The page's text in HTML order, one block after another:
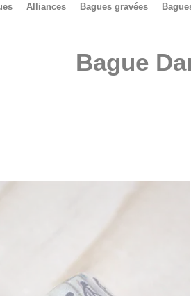
Alliances Bagues gravées
Bague